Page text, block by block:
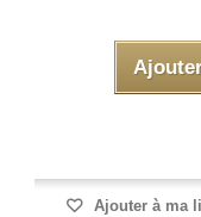
Ajouter à ma